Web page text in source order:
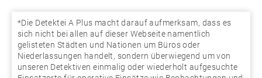
*Die Detektei A Plus macht darauf aufmerksam, dass es
sich nicht bei allen auf dieser Webseite namentlich
gelisteten Städten und Nationen um Büros oder
Niederlassungen handelt, sondern überwiegend um von
unseren Detektiven einmalig oder wiederholt aufgesuchte